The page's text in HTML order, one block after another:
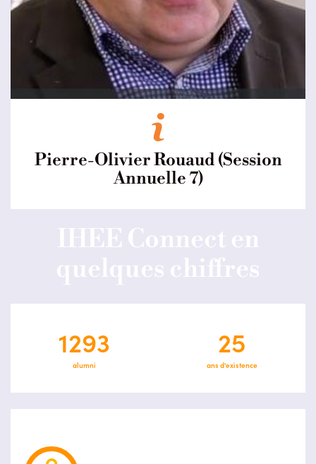
Pierre-Olivier Rouaud (Session
Annuelle 7)
1293
alumni
25
ans d'existence